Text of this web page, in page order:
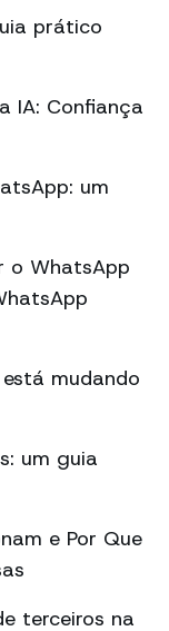
prático
IA: Confiança
um
o WhatsApp
mudando
um guia
e Por Que
terceiros na